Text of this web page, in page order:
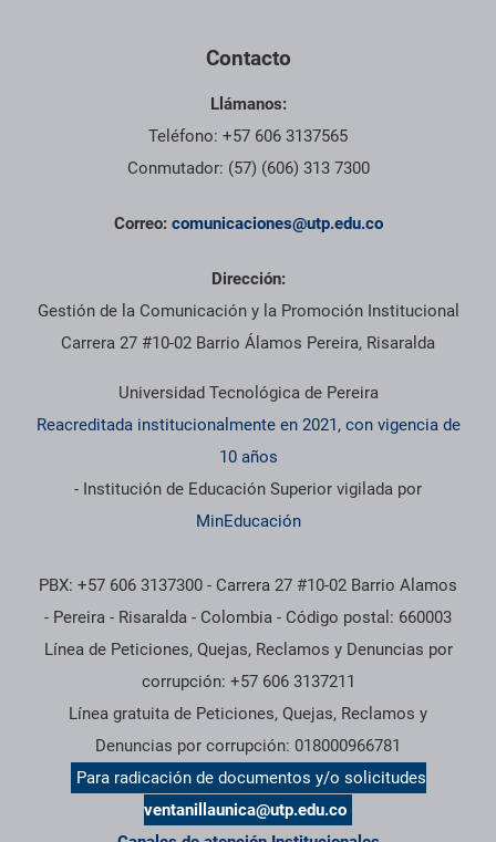
Contacto
Llámanos:
Teléfono: +57 606 3137565
Conmutador: (57) (606) 313 7300
Correo: comunicaciones@utp.edu.co
Dirección:
Gestión de la Comunicación y la Promoción Institucional
Carrera 27 #10-02 Barrio Álamos Pereira, Risaralda
Universidad Tecnológica de Pereira
Reacreditada institucionalmente en 2021, con vigencia de
10 años
- Institución de Educación Superior vigilada por
MinEducación
PBX: +57 606 3137300 - Carrera 27 #10-02 Barrio Alamos
- Pereira - Risaralda - Colombia - Código postal: 660003
Línea de Peticiones, Quejas, Reclamos y Denuncias por
corrupción: +57 606 3137211
Línea gratuita de Peticiones, Quejas, Reclamos y
Denuncias por corrupción: 018000966781
Para radicación de documentos y/o solicitudes
ventanillaunica@utp.edu.co